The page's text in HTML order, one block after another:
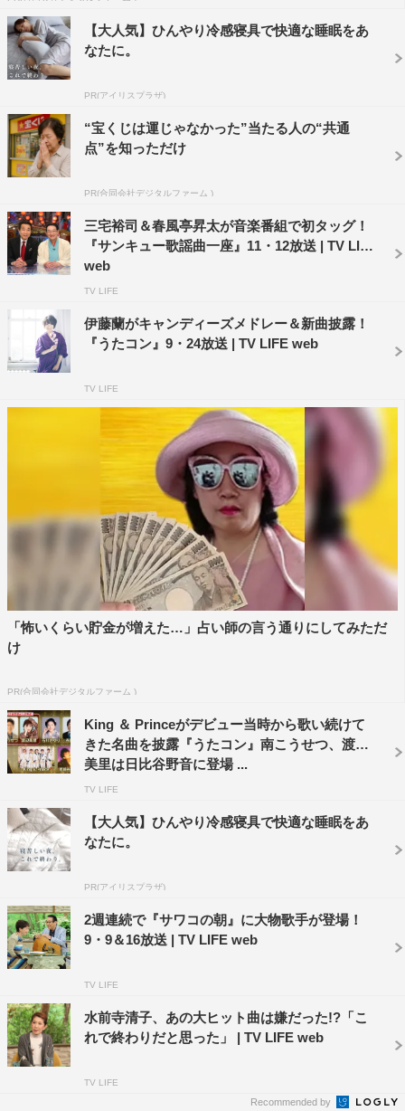
【大人気】ひんやり冷感寝具で快適な睡眠をあ
なたに。
PR(アイリスプラザ)
“宝くじは運じゃなかった”当たる人の“共通
点”を知っただけ
PR(合同会社デジタルファーム )
三宅裕司＆春風亭昇太が音楽番組で初タッグ！
『サンキュー歌謡曲一座』11・12放送 | TV LIFE
web
TV LIFE
伊藤蘭がキャンディーズメドレー＆新曲披露！
『うたコン』9・24放送 | TV LIFE web
TV LIFE
「怖いくらい貯金が増えた…」占い師の言う通りにしてみただ
け
PR(合同会社デジタルファーム )
King ＆ Princeがデビュー当時から歌い続けて
きた名曲を披露『うたコン』南こうせつ、渡辺
美里は日比谷野音に登場 ...
TV LIFE
【大人気】ひんやり冷感寝具で快適な睡眠をあ
なたに。
PR(アイリスプラザ)
2週連続で『サワコの朝』に大物歌手が登場！
9・9＆16放送 | TV LIFE web
TV LIFE
水前寺清子、あの大ヒット曲は嫌だった!?「こ
れで終わりだと思った」 | TV LIFE web
TV LIFE
Recommended by